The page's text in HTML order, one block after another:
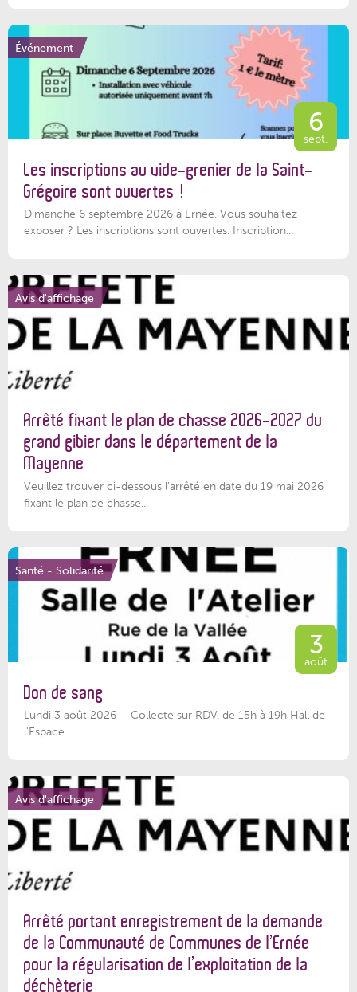
Événement
6
sept.
Les inscriptions au vide-grenier de la Saint-
Grégoire sont ouvertes !
Dimanche 6 septembre 2026 à Ernée. Vous souhaitez
exposer ? Les inscriptions sont ouvertes. Inscription...
Avis d'affichage
Arrêté fixant le plan de chasse 2026-2027 du
grand gibier dans le département de la
Mayenne
Veuillez trouver ci-dessous l’arrêté en date du 19 mai 2026
fixant le plan de chasse...
Santé - Solidarité
3
août
Don de sang
Lundi 3 août 2026 – Collecte sur RDV. de 15h à 19h Hall de
l'Espace...
Avis d'affichage
Arrêté portant enregistrement de la demande
de la Communauté de Communes de l’Ernée
pour la régularisation de l’exploitation de la
déchèterie